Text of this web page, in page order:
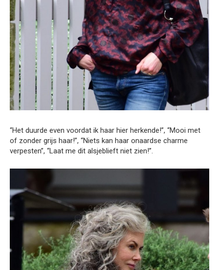
“Het duurde even voordat ik haar hier herkende!”, “Mooi met
of zonder grijs haar!”, “Niets kan haar onaardse charme
verpesten”, “Laat me dit alsjeblieft niet zien!”.